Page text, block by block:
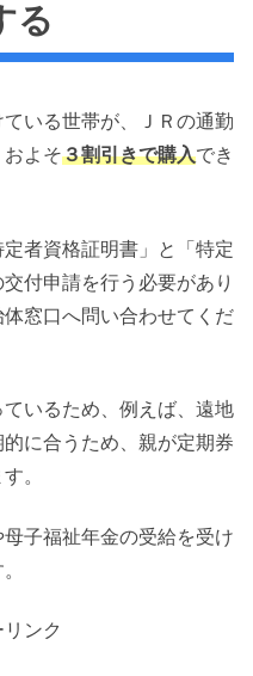
入する
いる世帯が、ＪＲの通勤
よそ３割引きで購入でき
者資格証明書」と「特定
付申請を行う必要があり
窓口へ問い合わせてくだ
いるため、例えば、遠地
に合うため、親が定期券
。
子福祉年金の受給を受け
ンク